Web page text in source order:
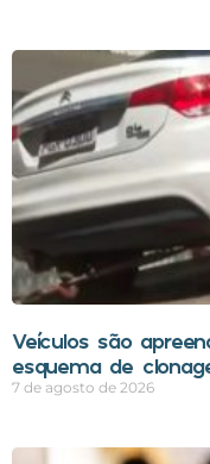
Veículos são
esquema de
7 de agosto de 2026